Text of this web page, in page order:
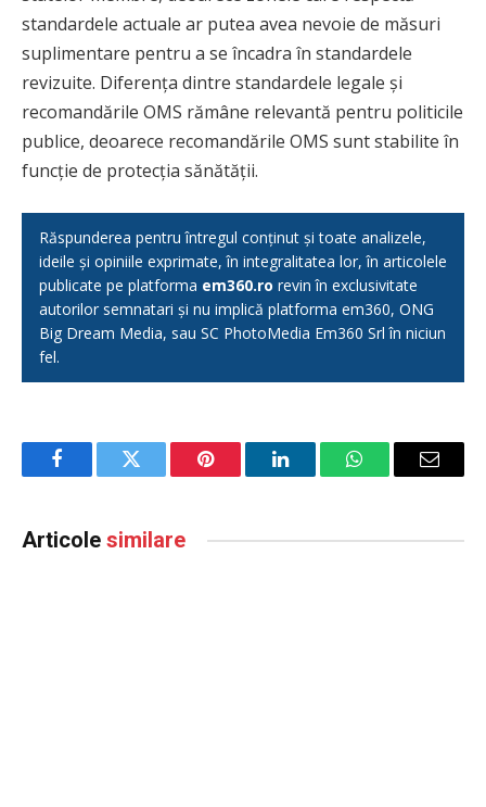
standardele actuale ar putea avea nevoie de măsuri
suplimentare pentru a se încadra în standardele
revizuite. Diferența dintre standardele legale și
recomandările OMS rămâne relevantă pentru politicile
publice, deoarece recomandările OMS sunt stabilite în
funcție de protecția sănătății.
Răspunderea pentru întregul conținut și toate analizele,
ideile și opiniile exprimate, în integralitatea lor, în articolele
publicate pe platforma em360.ro revin în exclusivitate
autorilor semnatari și nu implică platforma em360, ONG
Big Dream Media, sau SC PhotoMedia Em360 Srl în niciun
fel.
FacebookTwitter Pinterest LinkedInWhatsAppEmail
Articole similare